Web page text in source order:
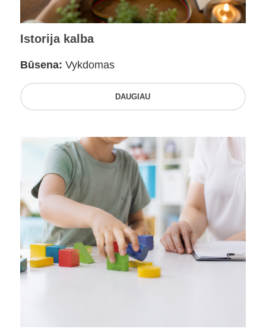
Istorija kalba
Būsena: Vykdomas
DAUGIAU